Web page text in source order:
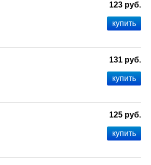
123 руб.
131 руб.
125 руб.